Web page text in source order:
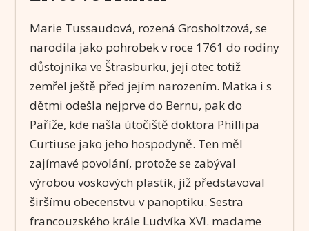
Marie Tussaudová, rozená Grosholtzová, se
narodila jako pohrobek v roce 1761 do rodiny
důstojníka ve Štrasburku, její otec totiž
zemřel ještě před jejím narozením. Matka i s
dětmi odešla nejprve do Bernu, pak do
Paříže, kde našla útočiště doktora Phillipa
Curtiuse jako jeho hospodyně. Ten měl
zajímavé povolání, protože se zabýval
výrobou voskových plastik, již představoval
širšímu obecenstvu v panoptiku. Sestra
francouzského krále Ludvíka XVI. madame